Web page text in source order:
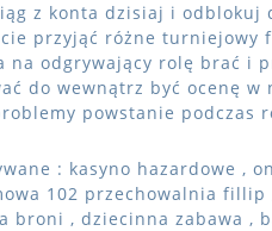
z konta dzisiaj i
przyjąć różne turniejowy
na odgrywający rolę brać i
do wewnątrz być ocenę
powstanie podczas
: kasyno hazardowe ,
102 przechowalnia
, dziecinna zabawa ,